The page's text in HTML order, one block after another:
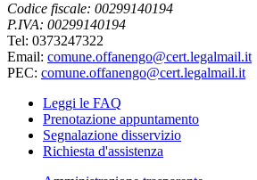
Codice fiscale: 00299140194
P.IVA: 00299140194
Tel: 0373247322
Email: comune.offanengo@cert.legalmail.it
PEC: comune.offanengo@cert.legalmail.it
Leggi le FAQ
Prenotazione appuntamento
Segnalazione disservizio
Richiesta d'assistenza